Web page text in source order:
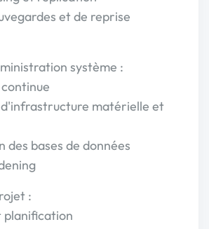
et de reprise
système :
matérielle et
des bases de données
: